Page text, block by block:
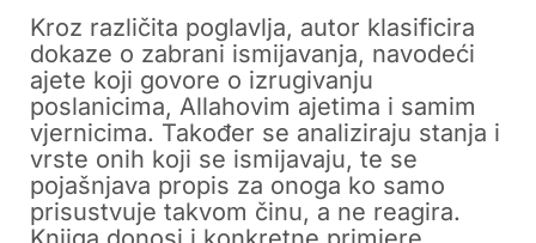
Kroz različita poglavlja, autor klasificira
dokaze o zabrani ismijavanja, navodeći
ajete koji govore o izrugivanju
poslanicima, Allahovim ajetima i samim
vjernicima. Također se analiziraju stanja i
vrste onih koji se ismijavaju, te se
pojašnjava propis za onoga ko samo
prisustvuje takvom činu, a ne reagira.